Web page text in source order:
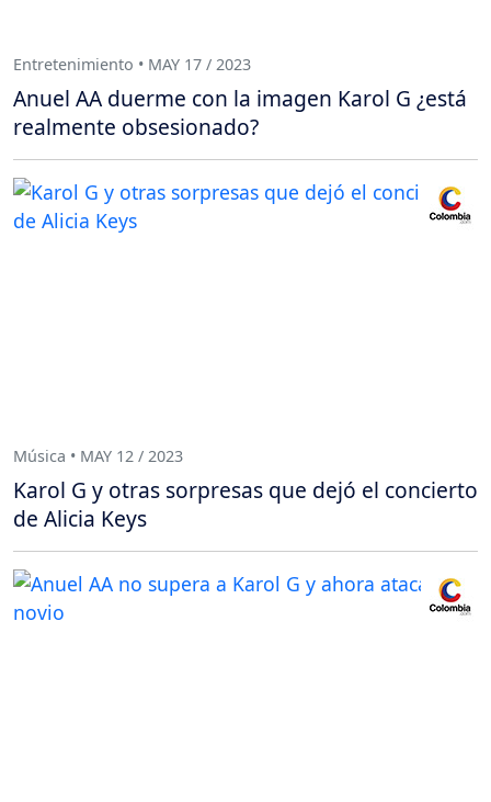
Entretenimiento • MAY 17 / 2023
Anuel AA duerme con la imagen Karol G ¿está
realmente obsesionado?
Música • MAY 12 / 2023
Karol G y otras sorpresas que dejó el concierto
de Alicia Keys